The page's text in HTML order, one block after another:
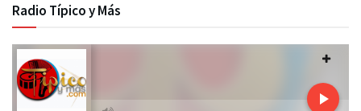
Radio Típico y Más